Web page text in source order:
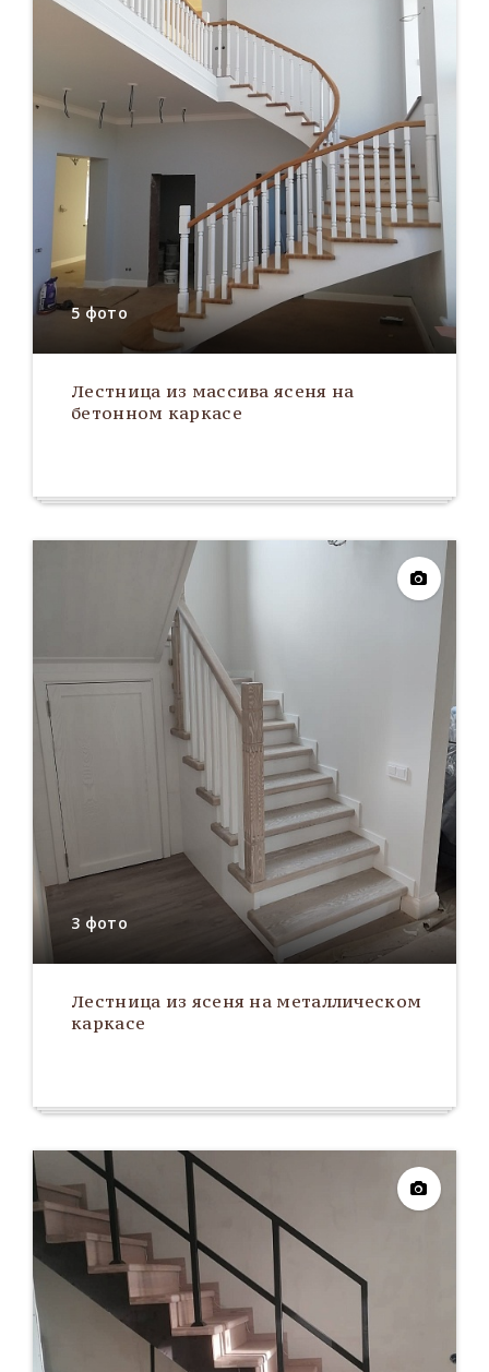
5 фото
Лестница из массива ясеня на
бетонном каркасе
3 фото
Лестница из ясеня на металлическом
каркасе